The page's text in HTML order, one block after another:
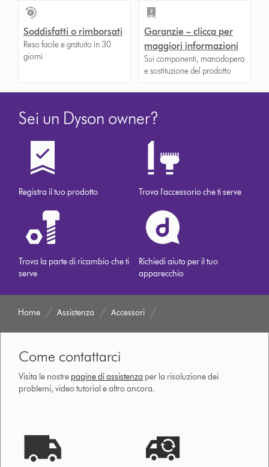
Soddisfatti o rimborsati
Reso facile e gratuito in 30
giorni
Garanzie – clicca per
maggiori informazioni
Sui componenti, manodopera
e sostituzione del prodotto
Sei un Dyson owner?
Registra il tuo prodotto Trova l'accessorio che ti serve
Trova la parte di ricambio che ti
serve
Richiedi aiuto per il tuo
apparecchio
Home Assistenza Accessori
Come contattarci
Visita le nostre pagine di assistenza per la risoluzione dei
problemi, video tutorial e altro ancora.